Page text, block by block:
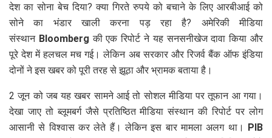
देश का सोना बेच दिया? क्या गिरते रुपये को बचाने के लिए आरबीआई को
सोने का भंडार खाली करना पड़ रहा है? अमेरिकी मीडिया
संस्थान Bloomberg की एक रिपोर्ट ने यह सनसनीखेज दावा किया और
पूरे देश में हलचल मच गई। लेकिन अब सरकार और रिजर्व बैंक ऑफ इंडिया
दोनों ने इस खबर को पूरी तरह से झूठा और भ्रामक बताया है।
2 जून को जब यह खबर सामने आई तो सोशल मीडिया पर तूफान आ गया।
देखा जाए तो ब्लूमबर्ग जैसे प्रतिष्ठित मीडिया संस्थान की रिपोर्ट पर लोग
आसानी से विश्वास कर लेते हैं। लेकिन इस बार मामला अलग था। PIB